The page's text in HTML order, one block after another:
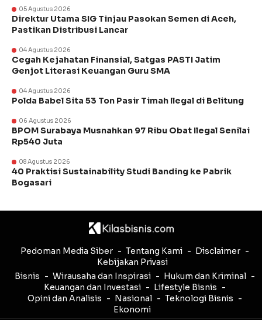
05 Agustus 2026
Direktur Utama SIG Tinjau Pasokan Semen di Aceh,
Pastikan Distribusi Lancar
04 Agustus 2026
Cegah Kejahatan Finansial, Satgas PASTI Jatim
Genjot Literasi Keuangan Guru SMA
04 Agustus 2026
Polda Babel Sita 53 Ton Pasir Timah Ilegal di Belitung
06 Agustus 2026
BPOM Surabaya Musnahkan 97 Ribu Obat Ilegal Senilai
Rp540 Juta
08 Agustus 2026
40 Praktisi Sustainability Studi Banding ke Pabrik
Bogasari
Pedoman Media Siber Tentang Kami
Disclaimer
Kebijakan Privasi
Bisnis
Wirausaha dan Inspirasi
Hukum dan Kriminal
Keuangan dan Investasi
Lifestyle Bisnis
Opini dan Analisis
Nasional
Teknologi Bisnis
Ekonomi